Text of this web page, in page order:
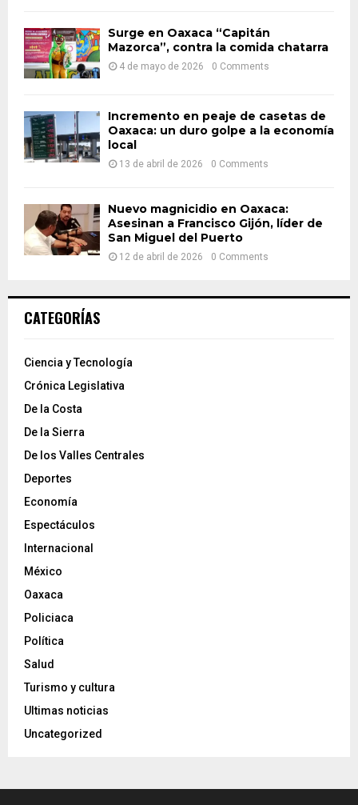
Surge en Oaxaca “Capitán
Mazorca”, contra la comida chatarra
4 de mayo de 2026 0 Comments
Incremento en peaje de casetas de
Oaxaca: un duro golpe a la economía
local
13 de abril de 2026 0 Comments
Nuevo magnicidio en Oaxaca:
Asesinan a Francisco Gijón, líder de
San Miguel del Puerto
12 de abril de 2026 0 Comments
CATEGORÍAS
Ciencia y Tecnología
Crónica Legislativa
De la Costa
De la Sierra
De los Valles Centrales
Deportes
Economía
Espectáculos
Internacional
México
Oaxaca
Policiaca
Política
Salud
Turismo y cultura
Ultimas noticias
Uncategorized